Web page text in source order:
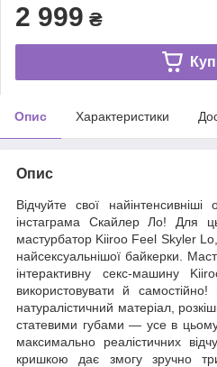
2 999 ₴
Опис Характеристики
Опис
Відчуйте свої
інстаграма Скайлер Ло! Для
мастурбатор Kiiroo Feel Skyler
найсексуальнішої байкерки.
інтерактивну секс-машину
використовувати й
натуралістичний матеріал,
статевими губами — усе в
максимально реалістичних
кришкою дає змогу зручно